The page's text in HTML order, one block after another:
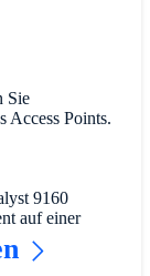
Sie
Access Points.
9160
auf einer